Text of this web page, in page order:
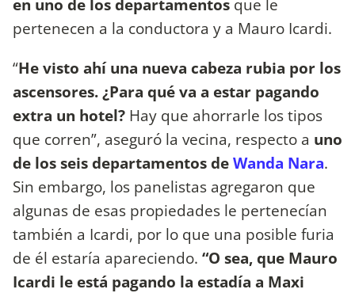
en uno de los departamentos que le
pertenecen a la conductora y a Mauro Icardi.
“He visto ahí una nueva cabeza rubia por los
ascensores. ¿Para qué va a estar pagando
extra un hotel? Hay que ahorrarle los tipos
que corren”, aseguró la vecina, respecto a uno
de los seis departamentos deWanda Nara.
Sin embargo, los panelistas agregaron que
algunas de esas propiedades le pertenecían
también a Icardi, por lo que una posible furia
de él estaría apareciendo. “O sea, que Mauro
Icardi le está pagando la estadía a Maxi